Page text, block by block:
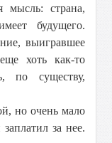
мысль: страна,
будущего.
выигравшее
хоть как-то
по существу,
но очень мало
за нее.